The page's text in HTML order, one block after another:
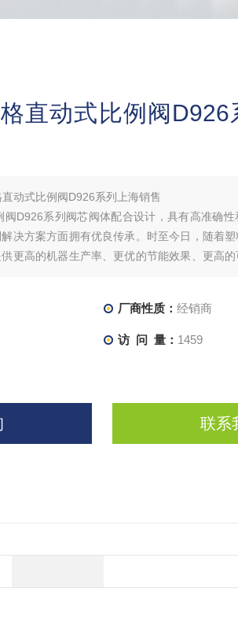
直动式比例阀D926
动式比例阀D926系列上海销售
阀D926系列阀芯阀体配合设计，具有高准确
决方案方面拥有优良传承。时至今日，随着
更高的机器生产率、更优的节能效果、更高
厂商性质： 经销商
访 问 量： 1459
联系